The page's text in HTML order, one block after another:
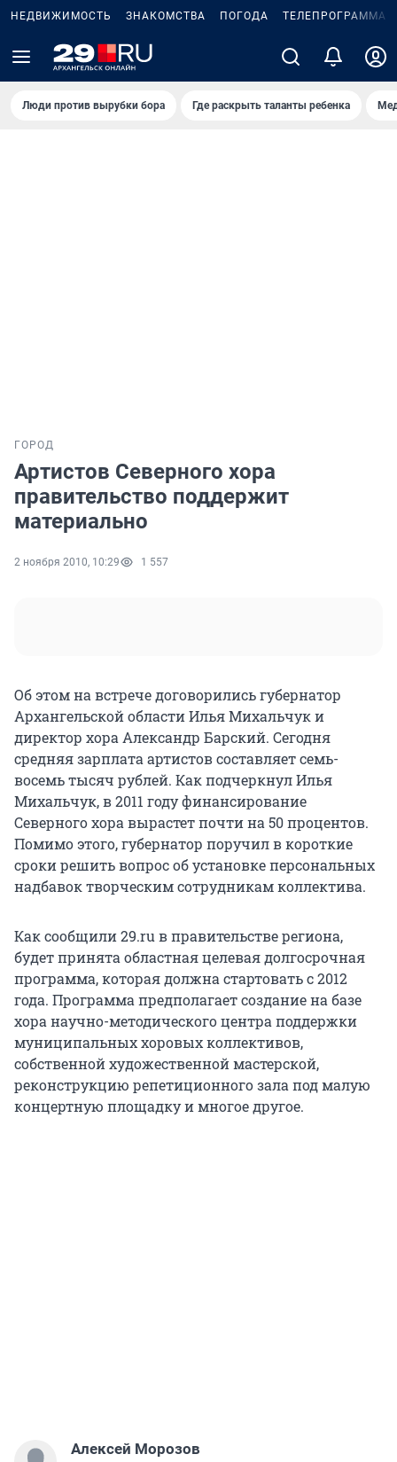
НЕДВИЖИМОСТЬ ЗНАКОМСТВА ПОГОДА ТЕЛЕПРОГРАММА
Люди против вырубки бора Где раскрыть таланты ребенка
ГОРОД
Артистов Северного хора
правительство поддержит
материально
2 ноября 2010, 10:29 1 557
Об этом на встрече договорились губернатор
Архангельской области Илья Михальчук и
директор хора Александр Барский. Сегодня
средняя зарплата артистов составляет семь-
восемь тысяч рублей. Как подчеркнул Илья
Михальчук, в 2011 году финансирование
Северного хора вырастет почти на 50 процентов.
Помимо этого, губернатор поручил в короткие
сроки решить вопрос об установке персональных
надбавок творческим сотрудникам коллектива.
Как сообщили 29.ru в правительстве региона,
будет принята областная целевая долгосрочная
программа, которая должна стартовать с 2012
года. Программа предполагает создание на базе
хора научно-методического центра поддержки
муниципальных хоровых коллективов,
собственной художественной мастерской,
реконструкцию репетиционного зала под малую
концертную площадку и многое другое.
Алексей Морозов